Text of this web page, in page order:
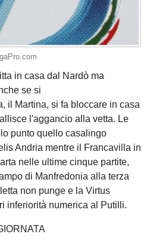
in casa dal Nardò ma
se si
il Martina, si fa bloccare in casa
l'aggancio alla vetta. Le
punto quello casalingo
Andria mentre il Francavilla in
nelle ultime cinque partite,
di Manfredonia alla terza
non punge e la Virtus
inferiorità numerica al Putilli.